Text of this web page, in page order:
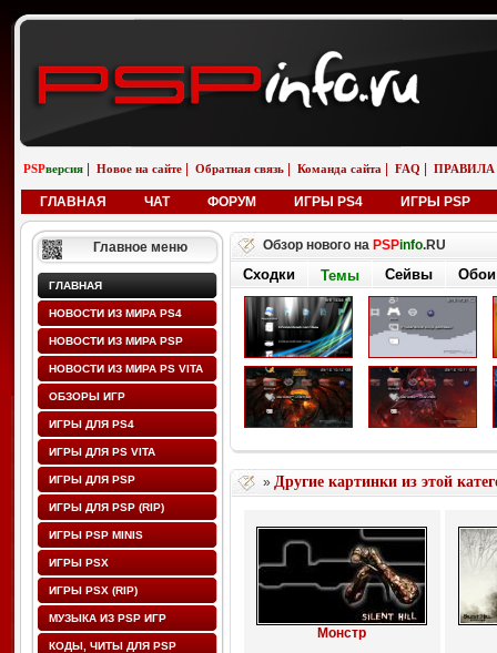
PSPверсия Новое на сайте Обратная связь Команда сайта FAQ ПРАВИЛА
ГЛАВНАЯ ЧАТ ФОРУМ ИГРЫ PS4 ИГРЫ PSP
Главное меню
ГЛАВНАЯ
НОВОСТИ ИЗ МИРА PS4
НОВОСТИ ИЗ МИРА PSP
НОВОСТИ ИЗ МИРА PS VITA
ОБЗОРЫ ИГР
ИГРЫ ДЛЯ PS4
ИГРЫ ДЛЯ PS VITA
ИГРЫ ДЛЯ PSP
ИГРЫ ДЛЯ PSP (RIP)
ИГРЫ PSP MINIS
ИГРЫ PSX
ИГРЫ PSX (RIP)
МУЗЫКА ИЗ PSP ИГР
КОДЫ, ЧИТЫ ДЛЯ PSP
Обзор нового на PSPinfo.RU
Сходки Темы Сейвы Обои
» Другие картинки из этой
Монстр